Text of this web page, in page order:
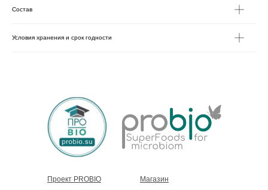
Состав
Условия хранения и срок годности
Магазин
Проект PROBIO